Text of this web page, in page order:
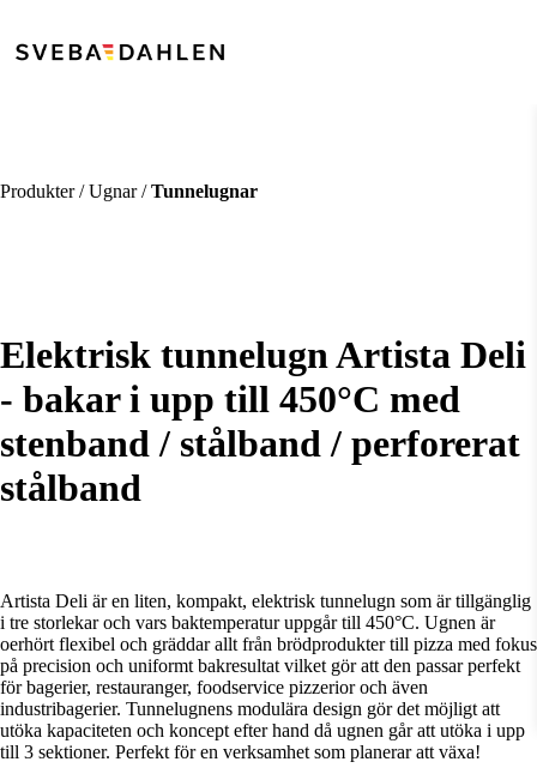
Produkter / Ugnar /Tunnelugnar
Elektrisk tunnelugn Artista Deli
- bakar i upp till 450°C med
stenband / stålband / perforerat
stålband
Artista Deli är en liten, kompakt, elektrisk tunnelugn som är tillgänglig
i tre storlekar och vars baktemperatur uppgår till 450°C. Ugnen är
oerhört flexibel och gräddar allt från brödprodukter till pizza med fokus
på precision och uniformt bakresultat vilket gör att den passar perfekt
för bagerier, restauranger, foodservice pizzerior och även
industribagerier. Tunnelugnens modulära design gör det möjligt att
utöka kapaciteten och koncept efter hand då ugnen går att utöka i upp
till 3 sektioner. Perfekt för en verksamhet som planerar att växa!